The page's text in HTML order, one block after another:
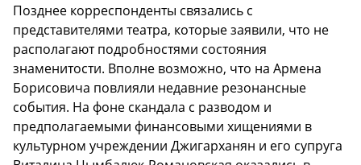
Позднее корреспонденты связались с
представителями театра, которые заявили, что не
располагают подробностями состояния
знаменитости. Вполне возможно, что на Армена
Борисовича повлияли недавние резонансные
события. На фоне скандала с разводом и
предполагаемыми финансовыми хищениями в
культурном учреждении Джигарханян и его супруга